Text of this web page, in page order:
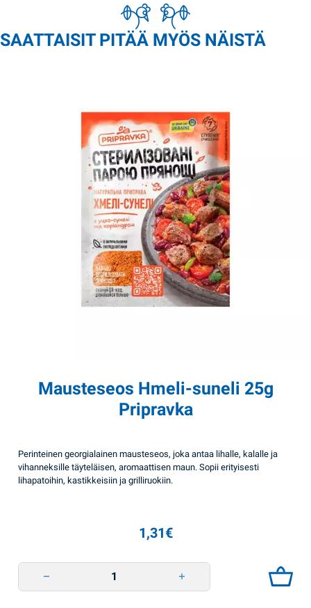
SAATTAISIT PITÄÄ MYÖS NÄISTÄ
Mausteseos Hmeli-suneli 25g
Pripravka
Perinteinen georgialainen mausteseos, joka antaa lihalle, kalalle ja
vihanneksille täyteläisen, aromaattisen maun. Sopii erityisesti
lihapatoihin, kastikkeisiin ja grilliruokiin.
1,31€
Mausteseos Hmeli-suneli 25g Pripravka quantity